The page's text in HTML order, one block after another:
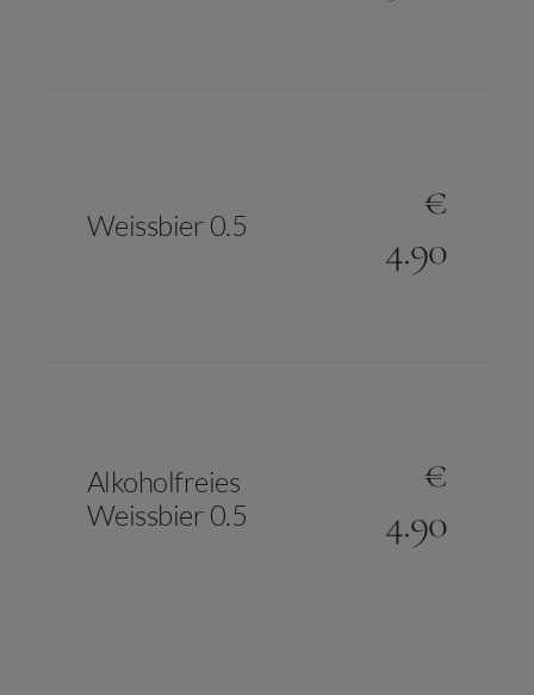
Weissbier 0.5
€
4.90
Alkoholfreies
Weissbier 0.5
€
4.90